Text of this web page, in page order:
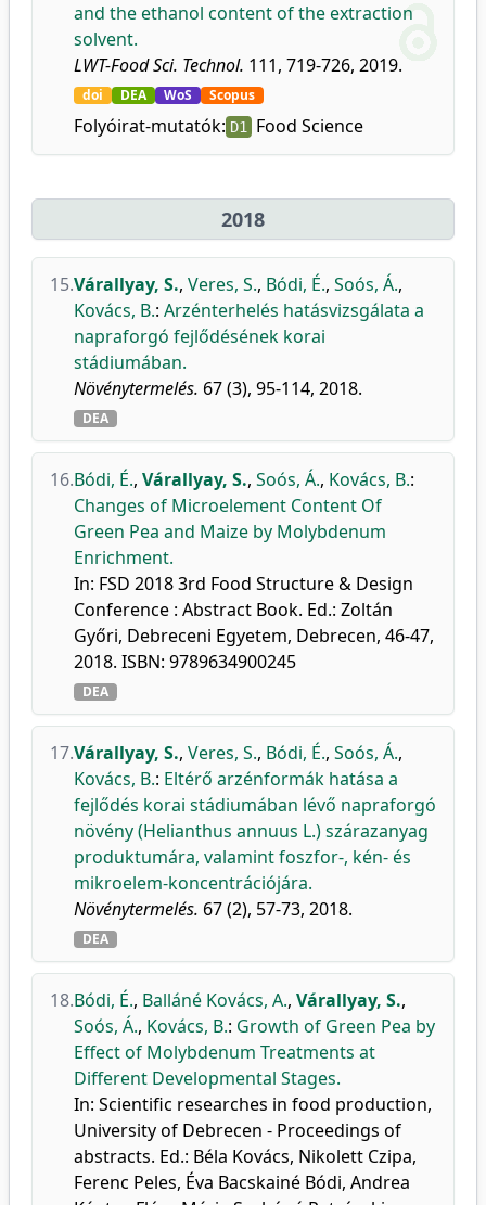
and the ethanol content of the extraction
solvent.
LWT-Food Sci. Technol. 111, 719-726, 2019.
doi DEA WoS Scopus
Folyóirat-mutatók: D1 Food Science
2018
15.Várallyay, S., Veres, S., Bódi, É., Soós, Á.,
Kovács, B.: Arzénterhelés hatásvizsgálata a
napraforgó fejlődésének korai
stádiumában.
Növénytermelés. 67 (3), 95-114, 2018.
DEA
16.Bódi, É., Várallyay, S., Soós, Á., Kovács, B.:
Changes of Microelement Content Of
Green Pea and Maize by Molybdenum
Enrichment.
In: FSD 2018 3rd Food Structure & Design
Conference : Abstract Book. Ed.: Zoltán
Győri, Debreceni Egyetem, Debrecen, 46-47,
2018. ISBN: 9789634900245
DEA
17.Várallyay, S., Veres, S., Bódi, É., Soós, Á.,
Kovács, B.: Eltérő arzénformák hatása a
fejlődés korai stádiumában lévő napraforgó
növény (Helianthus annuus L.) szárazanyag
produktumára, valamint foszfor-, kén- és
mikroelem-koncentrációjára.
Növénytermelés. 67 (2), 57-73, 2018.
DEA
18.Bódi, É., Balláné Kovács, A., Várallyay, S.,
Soós, Á., Kovács, B.: Growth of Green Pea by
Effect of Molybdenum Treatments at
Different Developmental Stages.
In: Scientific researches in food production,
University of Debrecen - Proceedings of
abstracts. Ed.: Béla Kovács, Nikolett Czipa,
Ferenc Peles, Éva Bacskainé Bódi, Andrea